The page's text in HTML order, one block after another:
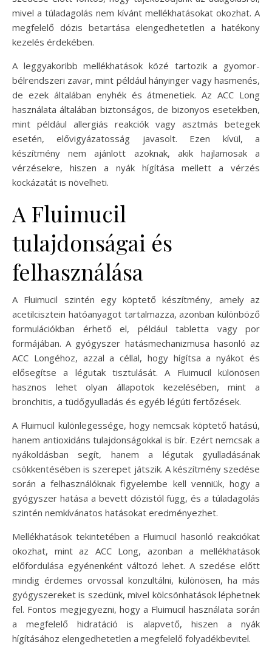
mivel a túladagolás nem kívánt mellékhatásokat okozhat. A
megfelelő dózis betartása elengedhetetlen a hatékony
kezelés érdekében.
A leggyakoribb mellékhatások közé tartozik a gyomor-
bélrendszeri zavar, mint például hányinger vagy hasmenés,
de ezek általában enyhék és átmenetiek. Az ACC Long
használata általában biztonságos, de bizonyos esetekben,
mint például allergiás reakciók vagy asztmás betegek
esetén, elővigyázatosság javasolt. Ezen kívül, a
készítmény nem ajánlott azoknak, akik hajlamosak a
vérzésekre, hiszen a nyák hígítása mellett a vérzés
kockázatát is növelheti.
A Fluimucil
tulajdonságai és
felhasználása
A Fluimucil szintén egy köptető készítmény, amely az
acetilcisztein hatóanyagot tartalmazza, azonban különböző
formulációkban érhető el, például tabletta vagy por
formájában. A gyógyszer hatásmechanizmusa hasonló az
ACC Longéhoz, azzal a céllal, hogy hígítsa a nyákot és
elősegítse a légutak tisztulását. A Fluimucil különösen
hasznos lehet olyan állapotok kezelésében, mint a
bronchitis, a tüdőgyulladás és egyéb légúti fertőzések.
A Fluimucil különlegessége, hogy nemcsak köptető hatású,
hanem antioxidáns tulajdonságokkal is bír. Ezért nemcsak a
nyákoldásban segít, hanem a légutak gyulladásának
csökkentésében is szerepet játszik. A készítmény szedése
során a felhasználóknak figyelembe kell venniük, hogy a
gyógyszer hatása a bevett dózistól függ, és a túladagolás
szintén nemkívánatos hatásokat eredményezhet.
Mellékhatások tekintetében a Fluimucil hasonló reakciókat
okozhat, mint az ACC Long, azonban a mellékhatások
előfordulása egyénenként változó lehet. A szedése előtt
mindig érdemes orvossal konzultálni, különösen, ha más
gyógyszereket is szedünk, mivel kölcsönhatások léphetnek
fel. Fontos megjegyezni, hogy a Fluimucil használata során
a megfelelő hidratáció is alapvető, hiszen a nyák
hígításához elengedhetetlen a megfelelő folyadékbevitel.